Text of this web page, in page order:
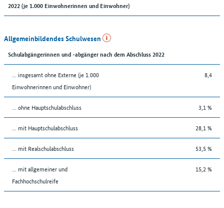
2022 (je 1.000 Einwohnerinnen und Einwohner)
Allgemeinbildendes Schulwesen
Schulabgängerinnen und -abgänger nach dem Abschluss 2022
... insgesamt ohne Externe (je 1.000
Einwohnerinnen und Einwohner)
8,4
... ohne Hauptschulabschluss 3,1 %
... mit Hauptschulabschluss 28,1 %
... mit Realschulabschluss 53,5 %
... mit allgemeiner und
Fachhochschulreife
15,2 %